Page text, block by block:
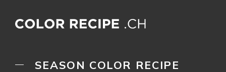
SEASON COLOR RECIPE